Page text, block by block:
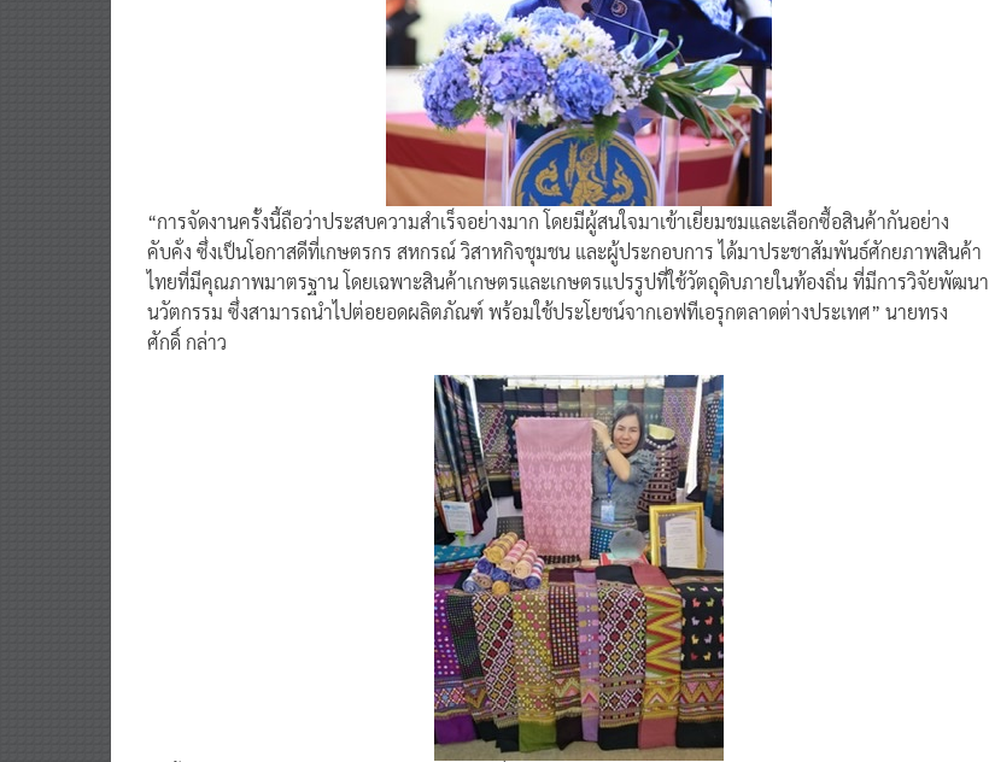
“การจัดงานครั้งนี้ถือว่าประสบความสำเร็จอย่างมาก โดยมีผู้สนใจมาเข้าเยี่ยมชมและเลือกซื้อสินค้ากันอย่าง
คับคั่ง ซึ่งเป็นโอกาสดีที่เกษตรกร สหกรณ์ วิสาหกิจชุมชน และผู้ประกอบการ ได้มาประชาสัมพันธ์ศักยภาพสินค้า
ไทยที่มีคุณภาพมาตรฐาน โดยเฉพาะสินค้าเกษตรและเกษตรแปรรูปที่ใช้วัตถุดิบภายในท้องถิ่น ที่มีการวิจัยพัฒนา
นวัตกรรม ซึ่งสามารถนำไปต่อยอดผลิตภัณฑ์ พร้อมใช้ประโยชน์จากเอฟทีเอรุกตลาดต่างประเทศ” นายทรง
ศักดิ์ กล่าว